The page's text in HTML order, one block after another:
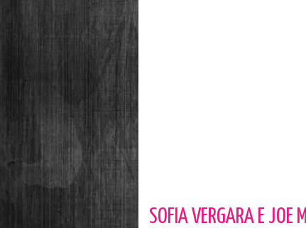
SOFIA VERGARA E JOE